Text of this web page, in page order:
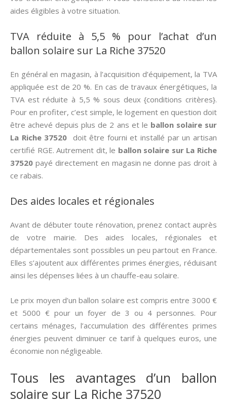
aides éligibles à votre situation.
TVA réduite à 5,5 % pour l’achat d’un
ballon solaire sur La Riche 37520
En général en magasin, à l’acquisition d’équipement, la TVA
appliquée est de 20 %. En cas de travaux énergétiques, la
TVA est réduite à 5,5 % sous deux {conditions critères}.
Pour en profiter, c’est simple, le logement en question doit
être achevé depuis plus de 2 ans et le ballon solaire sur
La Riche 37520 doit être fourni et installé par un artisan
certifié RGE. Autrement dit, le ballon solaire sur La Riche
37520 payé directement en magasin ne donne pas droit à
ce rabais.
Des aides locales et régionales
Avant de débuter toute rénovation, prenez contact auprès
de votre mairie. Des aides locales, régionales et
départementales sont possibles un peu partout en France.
Elles s’ajoutent aux différentes primes énergies, réduisant
ainsi les dépenses liées à un chauffe-eau solaire.
Le prix moyen d’un ballon solaire est compris entre 3000 €
et 5000 € pour un foyer de 3 ou 4 personnes. Pour
certains ménages, l’accumulation des différentes primes
énergies peuvent diminuer ce tarif à quelques euros, une
économie non négligeable.
Tous les avantages d’un ballon
solaire sur La Riche 37520